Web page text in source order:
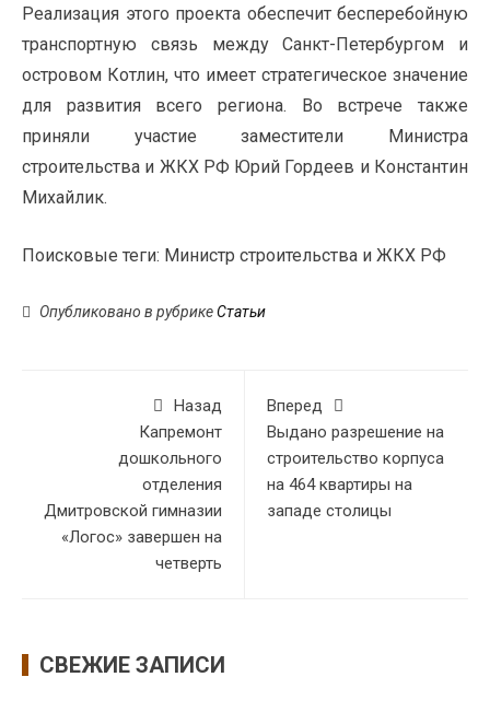
Реализация этого проекта обеспечит бесперебойную
транспортную связь между Санкт-Петербургом и
островом Котлин, что имеет стратегическое значение
для развития всего региона. Во встрече также
приняли участие заместители Министра
строительства и ЖКХ РФ Юрий Гордеев и Константин
Михайлик.
Поисковые теги: Министр строительства и ЖКХ РФ
Опубликовано в рубрикеСтатьи
Назад
Капремонт
дошкольного
отделения
Дмитровской гимназии
«Логос» завершен на
четверть
Вперед
Выдано разрешение на
строительство корпуса
на 464 квартиры на
западе столицы
СВЕЖИЕ ЗАПИСИ